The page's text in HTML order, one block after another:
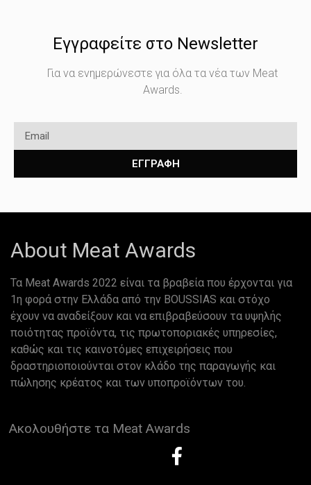
Εγγραφείτε στο Newsletter
Για να ενημερώνεστε για όλα τα νέα των Meat
Awards.
ΕΓΓΡΑΦΗ
About Meat Awards
Τα Meat Awards 2022 είναι τα βραβεία που έρχονται για
1η φορά στην Ελλάδα από την BOUSSIAS και στόχο
έχουν να αναδείξουν και να επιβραβεύσουν τα υψηλής
ποιότητας προϊόντα, τις πρωτοποριακές υπηρεσίες,
καθώς και τις καινοτόμες επιχειρήσεις που
δραστηριοποιούνται στον κλάδο της παραγωγής και
πώλησης κρέατος και των υποπροϊόντων του.
Ακολουθήστε τα Meat Awards